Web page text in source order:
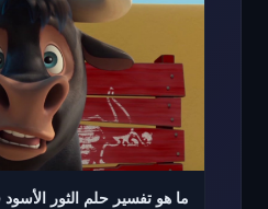
ما هو تفسير حلم الثور